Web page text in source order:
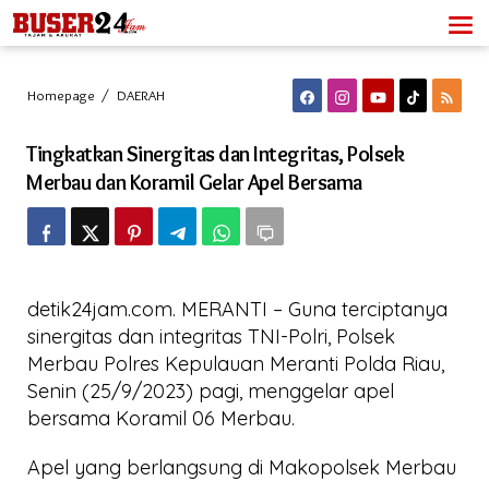
Lewati
ke
konten
Homepage / DAERAH
Integritas,
Polsek
Merbau
dan
Koramil
Gelar
Tingkatkan Sinergitas dan Integritas, Polsek
Merbau dan Koramil Gelar Apel Bersama
detik24jam.com. MERANTI – Guna terciptanya
sinergitas dan integritas TNI-Polri, Polsek
Merbau Polres Kepulauan Meranti Polda Riau,
Senin (25/9/2023) pagi, menggelar apel
bersama Koramil 06 Merbau.
Apel yang berlangsung di Makopolsek Merbau